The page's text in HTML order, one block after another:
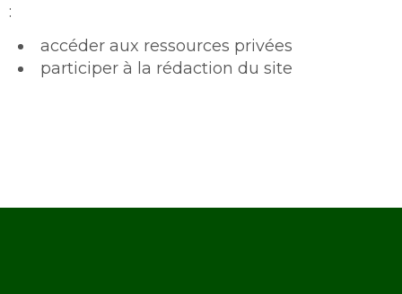
:
accéder aux ressources privées
participer à la rédaction du site